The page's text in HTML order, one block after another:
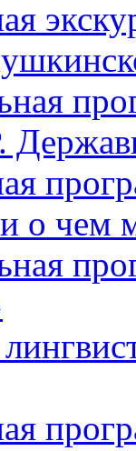
о чем